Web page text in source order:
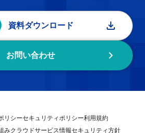
資料ダウンロード
お問い合わせ
リシーセキュリティポリシー利用規約
みクラウドサービス情報セキュリティ方針